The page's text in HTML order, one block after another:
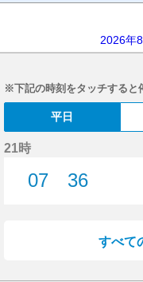
2026年
※下記の時刻をタッチすると
平日
21時
07
36
すべて